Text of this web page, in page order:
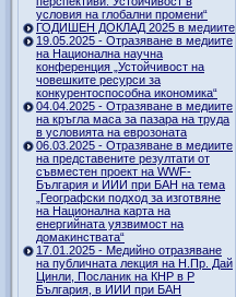
условия на глобални промени“
ГОДИШЕН ДОКЛАД 2025 в медиите
19.05.2025 - Отразяване в медиите
на Национална научна
конференция „Устойчивост на
човешките ресурси за
конкурентоспособна икономика“
04.04.2025 - Отразяване в медиите
на кръгла маса за пазара на труда
в условията на еврозоната
06.03.2025 - Отразяване в медиите
на представените резултати от
съвместен проект на WWF-
България и ИИИ при БАН на тема
„Географски подход за изготвяне
на Национална карта на
енергийната уязвимост на
домакинствата“
17.01.2025 - Медийно отразяване
на публичната лекция на Н.Пр. Дай
Цинли, Посланик на КНР в Р
България, в ИИИ при БАН